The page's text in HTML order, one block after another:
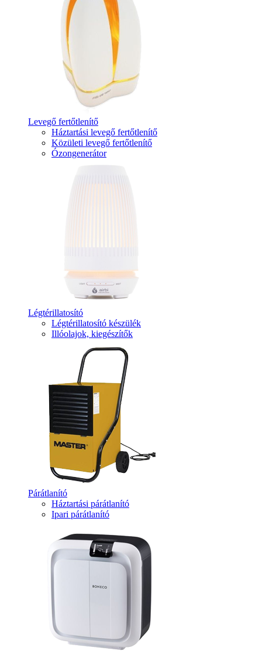
Levegő fertőtlenítő
Háztartási levegő fertőtlenítő
Közületi levegő fertőtlenítő
Ózongenerátor
Légtérillatosító
Légtérillatosító készülék
Illóolajok, kiegészítők
Párátlanító
Háztartási párátlanító
Ipari párátlanító